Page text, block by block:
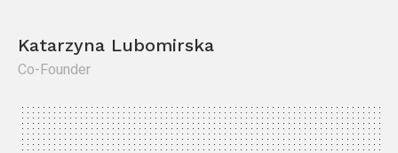
Katarzyna Lubomirska
Co-Founder